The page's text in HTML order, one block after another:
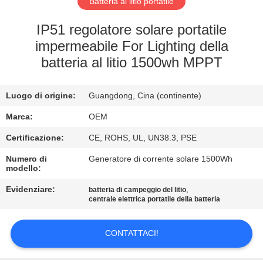
FABBRICA
CONTROLLO
QUALITÀ
CONTATTICI
BLOG
CITAZIONE
IP51 regolatore solare portatile
impermeabile For Lighting della
batteria al litio 1500wh MPPT
Luogo di origine: Guangdong, Cina (continente)
Marca: OEM
Certificazione: CE, ROHS, UL, UN38.3, PSE
Numero di
modello:
Generatore di corrente solare 1500Wh
Evidenziare: batteria di campeggio del litio,
centrale elettrica portatile della batteria
CONTATTACI!